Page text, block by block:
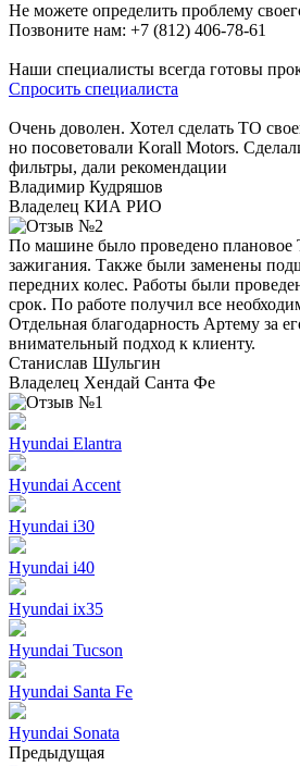
Не можете определить проблему
Позвоните нам: +7 (812) 406-78-61
Наши специалисты всегда готовы
Спросить специалиста
Очень доволен. Хотел сделать ТО
но посоветовали Korall Motors.
фильтры, дали рекомендации
Владимир Кудряшов
Владелец КИА РИО
По машине было проведено плановое
зажигания. Также были заменены
передних колес. Работы были
срок. По работе получил все
Отдельная благодарность Артему за
внимательный подход к клиенту.
Станислав Шульгин
Владелец Хендай Санта Фе
Hyundai Elantra
Hyundai Accent
Hyundai i30
Hyundai i40
Hyundai ix35
Hyundai Tucson
Hyundai Santa Fe
Hyundai Sonata
Предыдущая